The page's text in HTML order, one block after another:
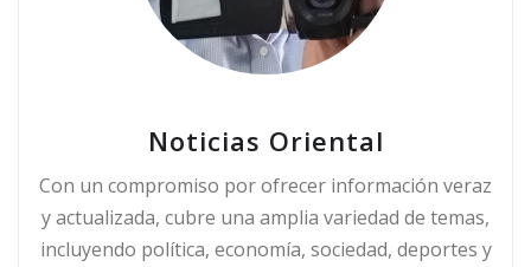
Noticias Oriental
Con un compromiso por ofrecer información veraz
y actualizada, cubre una amplia variedad de temas,
incluyendo política, economía, sociedad, deportes y